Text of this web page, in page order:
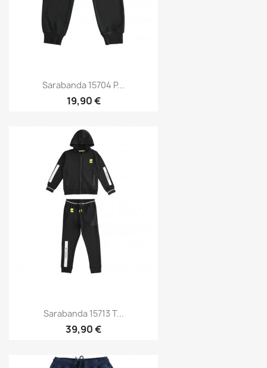
Sarabanda 15704 P...
19,90 €
Sarabanda 15713 T...
39,90 €